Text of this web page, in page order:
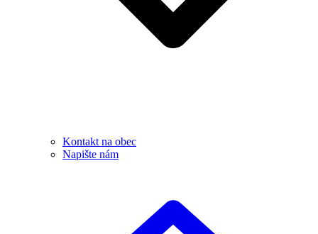
Kontakt na obec
Napište nám